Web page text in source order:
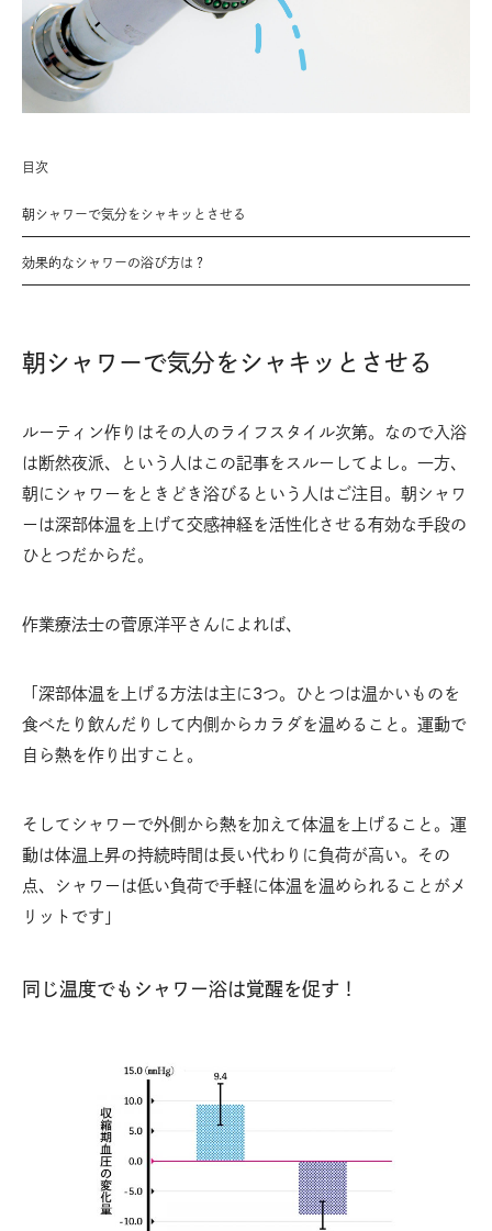
目次
朝シャワーで気分をシャキッとさせる
効果的なシャワーの浴び方は？
朝シャワーで気分をシャキッとさせる
ルーティン作りはその人のライフスタイル次第。なので入浴
は断然夜派、という人はこの記事をスルーしてよし。一方、
朝にシャワーをときどき浴びるという人はご注目。朝シャワ
ーは深部体温を上げて交感神経を活性化させる有効な手段の
ひとつだからだ。
作業療法士の菅原洋平さんによれば、
「深部体温を上げる方法は主に3つ。ひとつは温かいものを
食べたり飲んだりして内側からカラダを温めること。運動で
自ら熱を作り出すこと。
そしてシャワーで外側から熱を加えて体温を上げること。運
動は体温上昇の持続時間は長い代わりに負荷が高い。その
点、シャワーは低い負荷で手軽に体温を温められることがメ
リットです」
同じ温度でもシャワー浴は覚醒を促す！